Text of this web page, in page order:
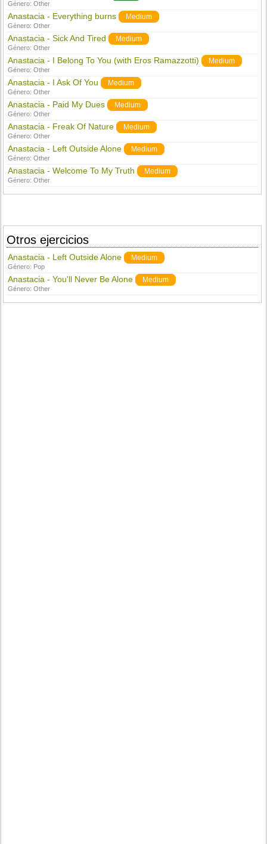
Género:Other
Anastacia - Everything burns Medium
Género:Other
Anastacia - Sick And Tired Medium
Género:Other
Anastacia - I Belong To You (with Eros Ramazzotti) Medium
Género:Other
Anastacia - I Ask Of You Medium
Género:Other
Anastacia - Paid My Dues Medium
Género:Other
Anastacia - Freak Of Nature Medium
Género:Other
Anastacia - Left Outside Alone Medium
Género:Other
Anastacia - Welcome To My Truth Medium
Género:Other
Otros ejercicios
Anastacia - Left Outside Alone Medium
Género: Pop
Anastacia - You'll Never Be Alone Medium
Género:Other